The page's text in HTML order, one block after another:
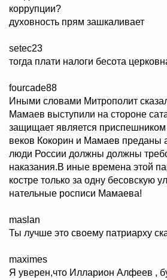
коррупции?
духовность прям зашкаливает
setec23
тогда плати налоги бесота
fourcade88
Иными словами Митрополит
Мамаев выступили на стороне
защищает является
веков Кокорин и Мамаев
люди России должны должны
наказания.В иные времена этой
костре только за одну бесовскую
нательные росписи Мамаева!
maslan
Ты лучше это своему патриарху
maximes
Я уверен,что Илларион Алфеев ,